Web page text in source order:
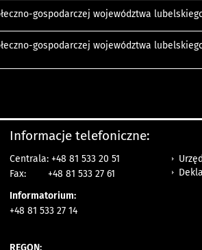
gospodarczej województwa
gospodarczej województwa
Informacje telefoniczne:
Centrala: +48 81 533 20 51
Fax:
+48 81 533 27 61
Informatorium:
+48 81 533 27 14